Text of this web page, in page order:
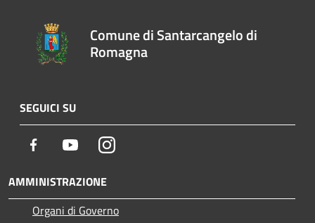
Comune di Santarcangelo di
Romagna
SEGUICI SU
Facebook YoutubeInstagram
AMMINISTRAZIONE
Organi di Governo